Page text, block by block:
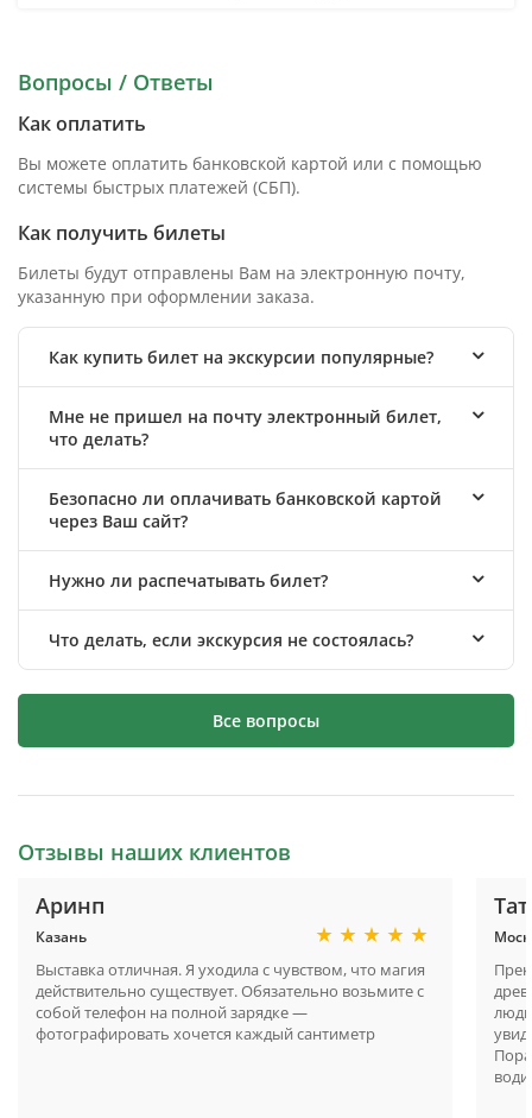
Вопросы / Ответы
Как оплатить
Вы можете оплатить банковской картой или с помощью
системы быстрых платежей (СБП).
Как получить билеты
Билеты будут отправлены Вам на электронную почту,
указанную при оформлении заказа.
Как купить билет на экскурсии популярные?
Мне не пришел на почту электронный билет,
что делать?
Безопасно ли оплачивать банковской картой
через Ваш сайт?
Нужно ли распечатывать билет?
Что делать, если экскурсия не состоялась?
Все вопросы
Отзывы наших клиентов
Аринп
Казань
Выставка отличная. Я уходила с чувством, что магия
действительно существует. Обязательно возьмите с
собой телефон на полной зарядке —
фотографировать хочется каждый сантиметр